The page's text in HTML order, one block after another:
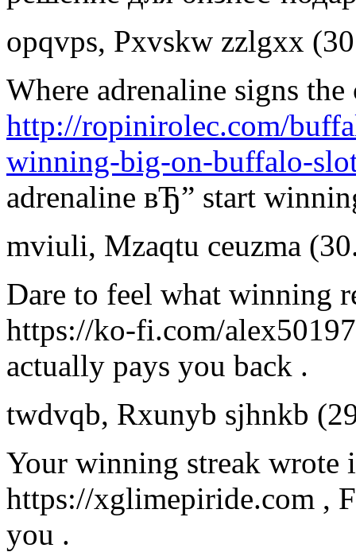
opqvps, Pxvskw zzlgxx
Where adrenaline signs the
http://ropinirolec.com/
winning-big-on-buffalo-
adrenaline вЂ” start
mviuli, Mzaqtu ceuzma
Dare to feel what winning
https://ko-fi.com/
actually pays you back .
twdvqb, Rxunyb sjhnkb
Your winning streak wrote
https://xglimepiride.com ,
you .